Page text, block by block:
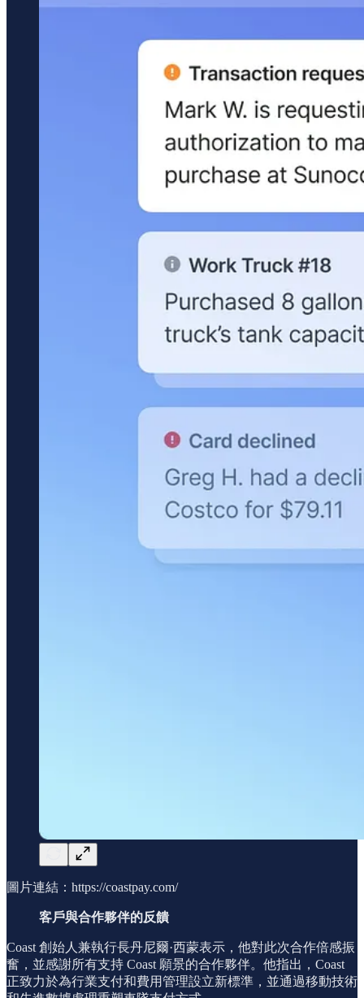
圖片連結：https://coastpay.com/
客戶與合作夥伴的反饋
Coast 創始人兼執行長丹尼爾·西蒙表示，他對此次合作倍感振
奮，並感謝所有支持 Coast 願景的合作夥伴。他指出，Coast
正致力於為行業支付和費用管理設立新標準，並通過移動技術